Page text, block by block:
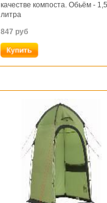
качестве компоста. Обьём -
литра
847 руб